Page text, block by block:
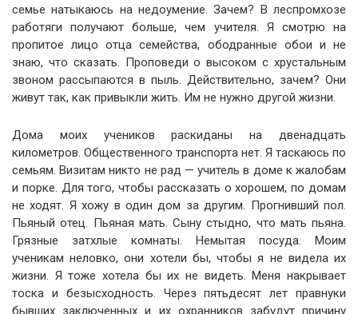
семье натыкаюсь на недоумение. Зачем? В леспромхозе
работяги получают больше, чем учителя. Я смотрю на
пропитое лицо отца семейства, ободранные обои и не
знаю, что сказать. Проповеди о высоком с хрустальным
звоном рассыпаются в пыль. Действительно, зачем? Они
живут так, как привыкли жить. Им не нужно другой жизни.
Дома моих учеников раскиданы на двенадцать
километров. Общественного транспорта нет. Я таскаюсь по
семьям. Визитам никто не рад — учитель в доме к жалобам
и порке. Для того, чтобы рассказать о хорошем, по домам
не ходят. Я хожу в один дом за другим. Прогнивший пол.
Пьяный отец. Пьяная мать. Сыну стыдно, что мать пьяна.
Грязные затхлые комнаты. Немытая посуда. Моим
ученикам неловко, они хотели бы, чтобы я не видела их
жизни. Я тоже хотела бы их не видеть. Меня накрывает
тоска и безысходность. Через пятьдесят лет правнуки
бывших заключенных и их охранников забудут причину